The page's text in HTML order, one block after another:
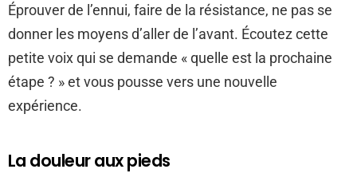
Éprouver de l’ennui, faire de la résistance, ne pas se
donner les moyens d’aller de l’avant. Écoutez cette
petite voix qui se demande « quelle est la prochaine
étape ? » et vous pousse vers une nouvelle
expérience.
La douleur aux pieds